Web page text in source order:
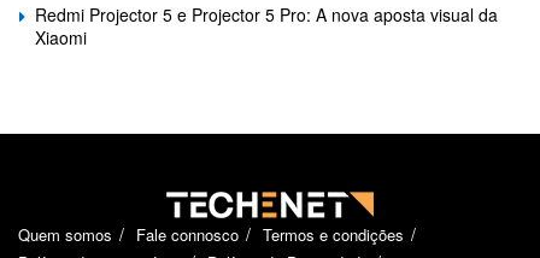
Redmi Projector 5 e Projector 5 Pro: A nova aposta visual da
Xiaomi
Quem somos Fale connosco
Termos e condições